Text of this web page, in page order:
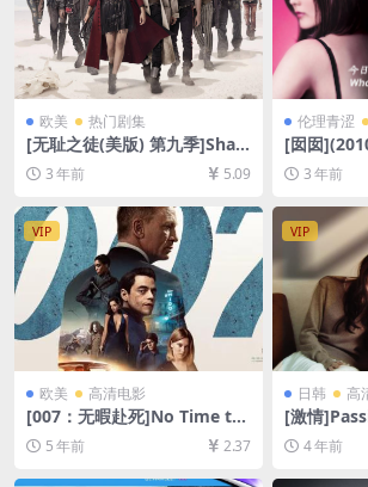
欧美 热门剧集
[无耻之徒(美版) 第九季]Sha
meless Season 9 (2018)[百
度网盘+夸克网盘1080P超清
载][MP4/42GB][中英字幕]
3 年前 5.09
伦理青涩
[囡囡
网盘
[网盘在线
3 年前
VIP
欧美 高清电影
[007：无暇赴死]No Time to
Die (2021)[百度网盘+迅雷云
盘资源1080P超清未删减][MP
4/10GB][中英字幕]
5 年前 2.37
VIP
日韩 高
[激情
盘+迅雷云
未删减
字]
4 年前